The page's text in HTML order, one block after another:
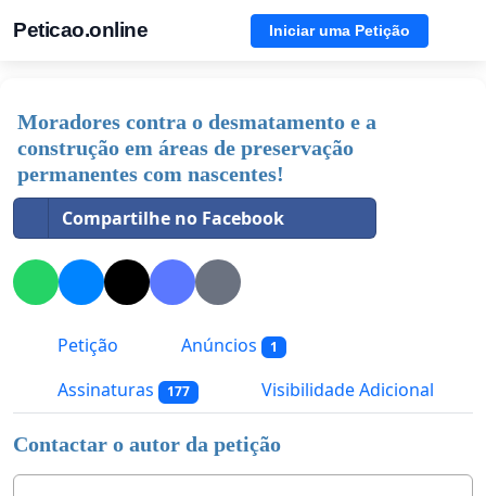
Peticao.online Iniciar uma Petição
Moradores contra o desmatamento e a
construção em áreas de preservação
permanentes com nascentes!
Compartilhe no Facebook
Petição Anúncios 1
Assinaturas 177 Visibilidade Adicional
Contactar o autor da petição